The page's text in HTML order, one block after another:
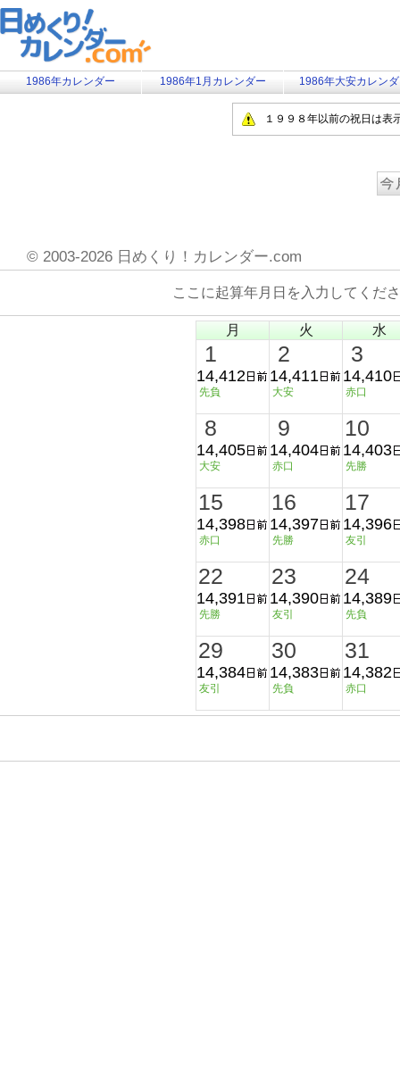
1986年カレンダー 1986年1月カレンダー 1986年大安カレン
１９９８年以前の祝日は表
© 2003-2026 日めくり！カレンダー.com
ここに起算年月日を入力してく
月 火 水
1
14,412
先負
2
14,411
大安
3
14,410
赤口
8
14,405
大安
9
14,404
赤口
10
14,403
先勝
15
14,398
赤口
16
14,397
先勝
17
14,396
友引
22
14,391
先勝
23
14,390
友引
24
14,389
先負
29
14,384
友引
30
14,383
先負
31
14,382
赤口